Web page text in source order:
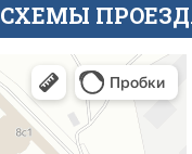
СХЕМЫ